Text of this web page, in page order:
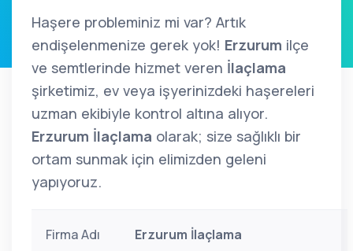
Haşere probleminiz mi var? Artık
endişelenmenize gerek yok! Erzurum ilçe
ve semtlerinde hizmet veren İlaçlama
şirketimiz, ev veya işyerinizdeki haşereleri
uzman ekibiyle kontrol altına alıyor.
Erzurum İlaçlama olarak; size sağlıklı bir
ortam sunmak için elimizden geleni
yapıyoruz.
Firma Adı Erzurum İlaçlama